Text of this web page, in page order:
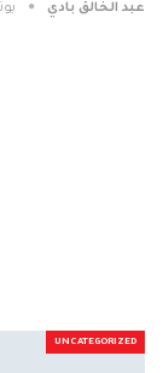
عبد الخالق بادي يونيو
UNCATEGORIZED